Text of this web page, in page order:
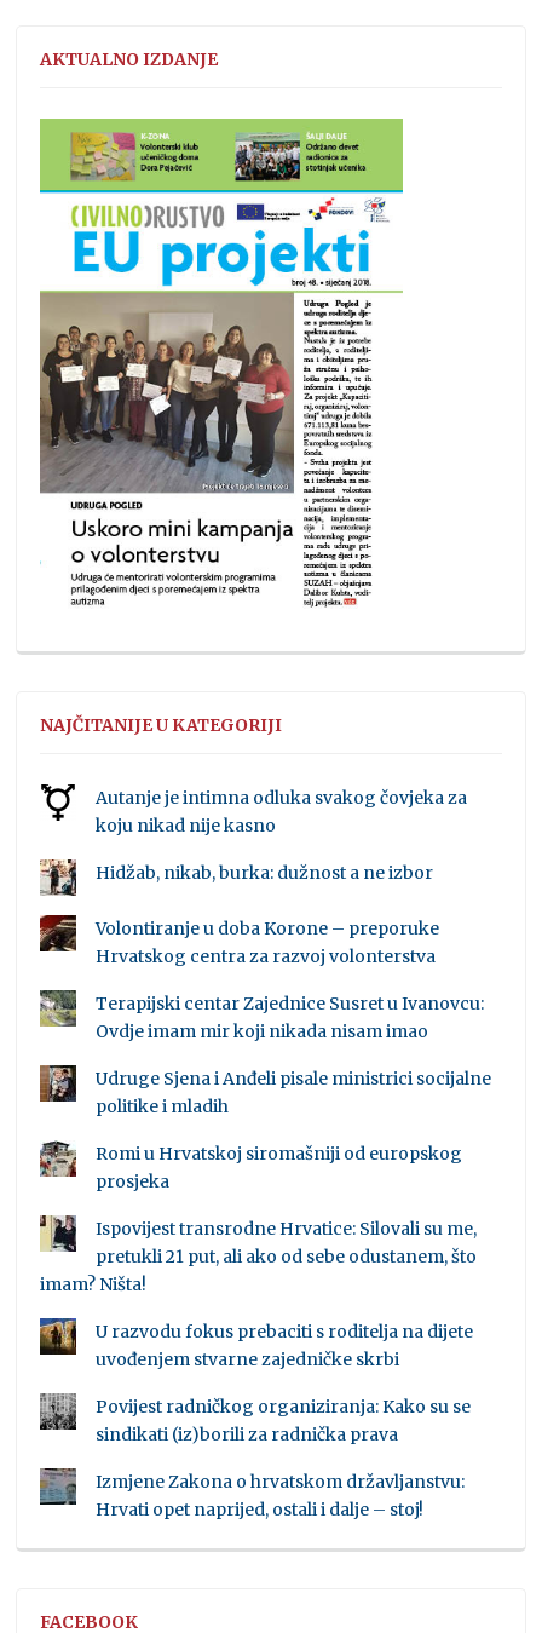
AKTUALNO IZDANJE
NAJČITANIJE U KATEGORIJI
Autanje je intimna odluka svakog čovjeka za
koju nikad nije kasno
Hidžab, nikab, burka: dužnost a ne izbor
Volontiranje u doba Korone – preporuke
Hrvatskog centra za razvoj volonterstva
Terapijski centar Zajednice Susret u Ivanovcu:
Ovdje imam mir koji nikada nisam imao
Udruge Sjena i Anđeli pisale ministrici socijalne
politike i mladih
Romi u Hrvatskoj siromašniji od europskog
prosjeka
Ispovijest transrodne Hrvatice: Silovali su me,
pretukli 21 put, ali ako od sebe odustanem, što
imam? Ništa!
U razvodu fokus prebaciti s roditelja na dijete
uvođenjem stvarne zajedničke skrbi
Povijest radničkog organiziranja: Kako su se
sindikati (iz)borili za radnička prava
Izmjene Zakona o hrvatskom državljanstvu:
Hrvati opet naprijed, ostali i dalje – stoj!
FACEBOOK